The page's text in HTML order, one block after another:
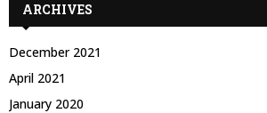
ARCHIVES
December 2021
April 2021
January 2020